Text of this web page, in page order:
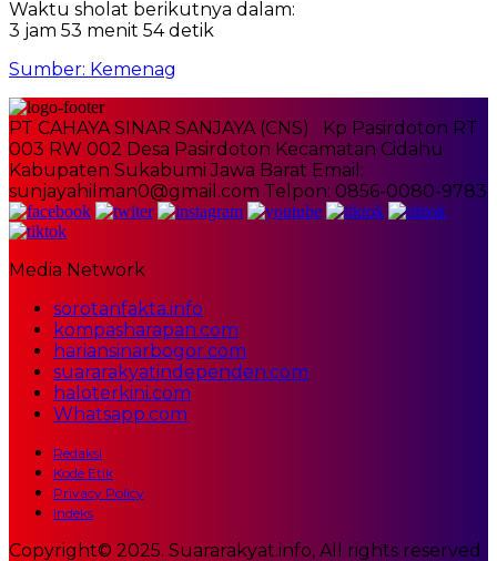
Waktu sholat berikutnya dalam:
3 jam 53 menit 54 detik
Sumber: Kemenag
PT CAHAYA SINAR SANJAYA (CNS) Kp Pasirdoton RT
003 RW 002 Desa Pasirdoton Kecamatan Cidahu
Kabupaten Sukabumi Jawa Barat Email:
sunjayahilman0@gmail.com Telpon: 0856-0080-9783
Media Network
sorotanfakta.info
kompasharapan.com
hariansinarbogor.com
suararakyatindependen.com
haloterkini.com
Whatsapp.com
Redaksi
Kode Etik
Privacy Policy
Indeks
Copyright© 2025. Suararakyat.info, All rights reserved